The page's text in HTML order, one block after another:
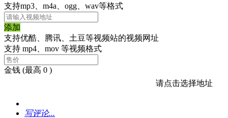
支持mp3、m4a、ogg、wav等格式
添加
支持优酷、腾讯、土豆等视频站的视频网址
支持 mp4、mov 等视频格式
金钱 (最高 0 )
请点击选择地址
写评论...